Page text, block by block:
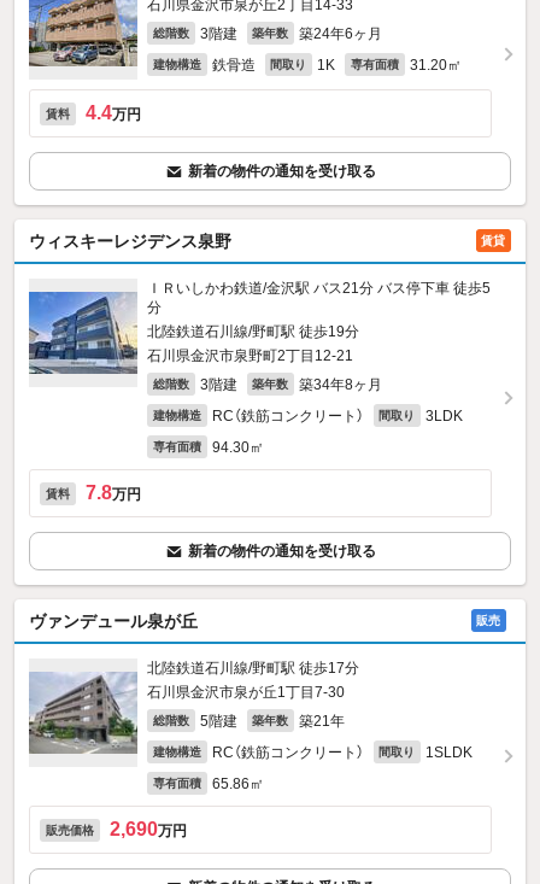
石川県金沢市泉が丘2丁目14-33
総階数 3階建 築年数 築24年6ヶ月
建物構造 鉄骨造 間取り 1K 専有面積 31.20㎡
賃料 4.4万円
新着の物件の通知を受け取る
ウィスキーレジデンス泉野 賃貸
ＩＲいしかわ鉄道/金沢駅 バス21分 バス停下車 徒歩5
分
北陸鉄道石川線/野町駅 徒歩19分
石川県金沢市泉野町2丁目12-21
総階数 3階建 築年数 築34年8ヶ月
建物構造 RC（鉄筋コンクリート） 間取り 3LDK
専有面積 94.30㎡
賃料 7.8万円
新着の物件の通知を受け取る
ヴァンデュール泉が丘 販売
北陸鉄道石川線/野町駅 徒歩17分
石川県金沢市泉が丘1丁目7-30
総階数 5階建 築年数 築21年
建物構造 RC（鉄筋コンクリート） 間取り 1SLDK
専有面積 65.86㎡
販売価格 2,690万円